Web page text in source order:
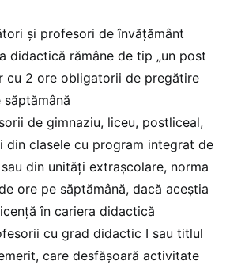
și profesori de învățământ
didactică rămâne de tip „un post
cu 2 ore obligatorii de pregătire
săptămână
de gimnaziu, liceu, postliceal,
din clasele cu program integrat de
din unități extrașcolare, norma
ore pe săptămână, dacă aceștia
în cariera didactică
cu grad didactic I sau titlul
care desfășoară activitate